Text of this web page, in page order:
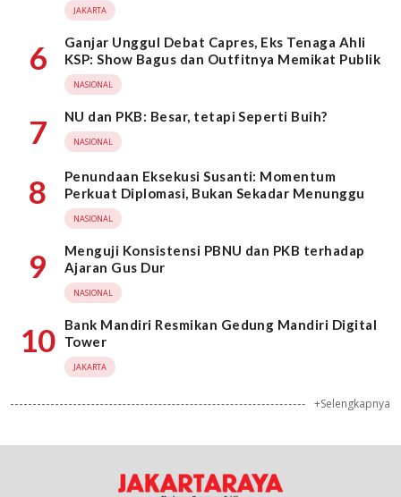
JAKARTA
6
Ganjar Unggul Debat Capres, Eks Tenaga Ahli
KSP: Show Bagus dan Outfitnya Memikat Publik
NASIONAL
7 NU dan PKB: Besar, tetapi Seperti Buih?
NASIONAL
8
Penundaan Eksekusi Susanti: Momentum
Perkuat Diplomasi, Bukan Sekadar Menunggu
NASIONAL
9
Menguji Konsistensi PBNU dan PKB terhadap
Ajaran Gus Dur
NASIONAL
10
Bank Mandiri Resmikan Gedung Mandiri Digital
Tower
JAKARTA
+Selengkapnya